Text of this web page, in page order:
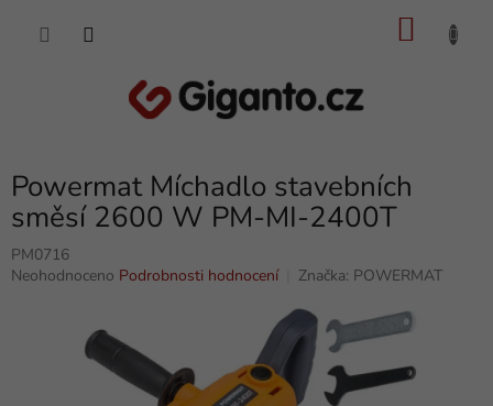
Powermat Míchadlo stavebních
směsí 2600 W PM-MI-2400T
PM0716
Průměrné
Neohodnoceno Podrobnosti hodnocení Značka: POWERMAT